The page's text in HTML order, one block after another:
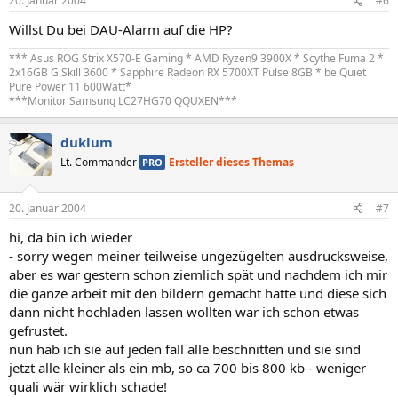
Willst Du bei DAU-Alarm auf die HP?
*** Asus ROG Strix X570-E Gaming * AMD Ryzen9 3900X * Scythe Fuma 2 *
2x16GB G.Skill 3600 * Sapphire Radeon RX 5700XT Pulse 8GB * be Quiet
Pure Power 11 600Watt*
***Monitor Samsung LC27HG70 QQUXEN***
duklum
Lt. Commander PRO Ersteller dieses Themas
20. Januar 2004 #7
hi, da bin ich wieder
- sorry wegen meiner teilweise ungezügelten ausdrucksweise,
aber es war gestern schon ziemlich spät und nachdem ich mir
die ganze arbeit mit den bildern gemacht hatte und diese sich
dann nicht hochladen lassen wollten war ich schon etwas
gefrustet.
nun hab ich sie auf jeden fall alle beschnitten und sie sind
jetzt alle kleiner als ein mb, so ca 700 bis 800 kb - weniger
quali wär wirklich schade!